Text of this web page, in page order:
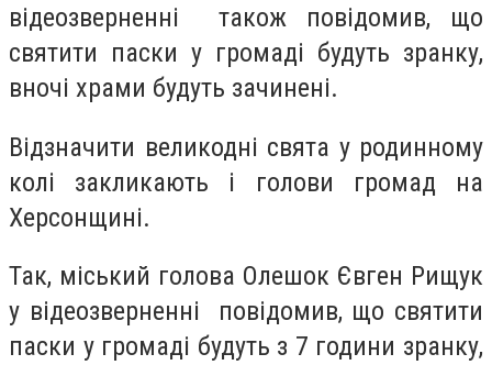
відеозверненні також повідомив, що
святити паски у громаді будуть зранку,
вночі храми будуть зачинені.
Відзначити великодні свята у родинному
колі закликають і голови громад на
Херсонщині.
Так, міський голова Олешок Євген Рищук
у відеозверненні повідомив, що святити
паски у громаді будуть з 7 години зранку,